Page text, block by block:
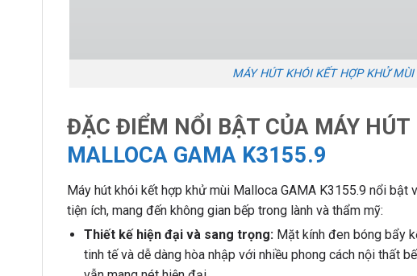
MÁY HÚT KHÓI KẾT HỢP KHỬ
ĐẶC ĐIỂM NỔI BẬT CỦA MÁY HÚT
MALLOCA GAMA K3155.9
Máy hút khói kết hợp khử mùi Malloca GAMA K3155.9 nổi
tiện ích, mang đến không gian bếp trong lành và thẩm mỹ:
Thiết kế hiện đại và sang trọng:Mặt kính đen bóng bẩy
tinh tế và dễ dàng hòa nhập với nhiều phong cách nội thất